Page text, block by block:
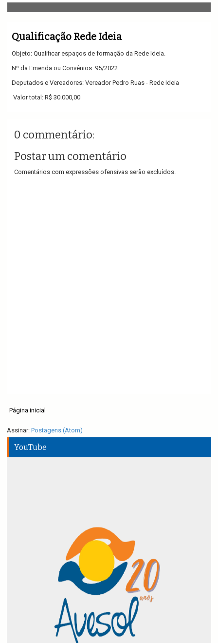
v
i
t
o
n
Qualificação Rede Ideia
Objeto: Qualificar espaços de formação da Rede Ideia.
Nº da Emenda ou Convênios: 95/2022
Deputados e Vereadores: Vereador Pedro Ruas - Rede Ideia
Valor total: R$ 30.000,00
0 commentário:
Postar um comentário
Comentários com expressões ofensivas serão excluídos.
Página inicial
Assinar: Postagens (Atom)
YouTube